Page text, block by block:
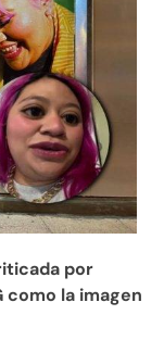
por
como la imagen